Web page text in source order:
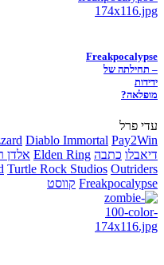
Freakpocalypse
– תחילתה של
ידידות
מופלאה?
עדי פרל
Diablo Immortal Pay2Win
דיאבלו כתבה Elden Ring אלדן
Turtle Rock Studios Outriders
Freakpocalypse קווסט